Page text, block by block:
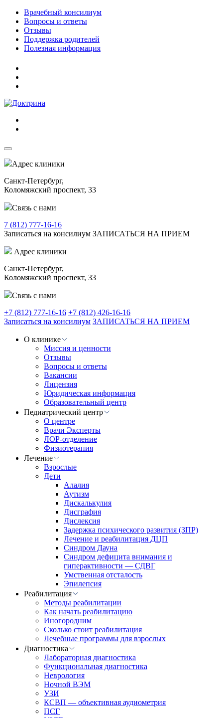
Врачебный консилиум
Вопросы и ответы
Отзывы
Поддержка родителей
Полезная информация
Адрес клиники
Санкт-Петербург,
Коломяжский проспект, 33
Связь с нами
7 (812) 777-16-16
Записаться на консилиум ЗАПИСАТЬСЯ НА ПРИЕМ
Адрес клиники
Санкт-Петербург,
Коломяжский проспект, 33
Связь с нами
+7 (812) 777-16-16 +7 (812) 426-16-16
Записаться на консилиум ЗАПИСАТЬСЯ НА ПРИЕМ
О клинике
Миссия и ценности
Отзывы
Вопросы и ответы
Вакансии
Лицензия
Юридическая информация
Образовательный центр
Педиатрический центр
О центре
Врачи Эксперты
ЛОР-отделение
Физиотерапия
Лечение
Взрослые
Дети
Алалия
Аутизм
Дискалькулия
Дисграфия
Дислексия
Задержка психического развития (ЗПР)
Лечение и реабилитация ДЦП
Синдром Дауна
Синдром дефицита внимания и
гиперактивности — СДВГ
Умственная отсталость
Эпилепсия
Реабилитация
Методы реабилитации
Как начать реабилитацию
Иногородним
Сколько стоит реабилитация
Лечебные программы для взрослых
Диагностика
Лабораторная диагностика
Функциональная диагностика
Неврология
Ночной ВЭМ
УЗИ
КСВП — объективная аудиометрия
ПСГ